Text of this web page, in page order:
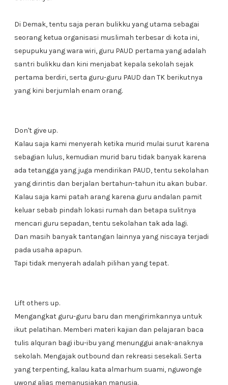
Di Demak, tentu saja peran bulikku yang utama sebagai
seorang ketua organisasi muslimah terbesar di kota ini,
sepupuku yang wara wiri, guru PAUD pertama yang adalah
santri bulikku dan kini menjabat kepala sekolah sejak
pertama berdiri, serta guru-guru PAUD dan TK berikutnya
yang kini berjumlah enam orang.
Don't give up.
Kalau saja kami menyerah ketika murid mulai surut karena
sebagian lulus, kemudian murid baru tidak banyak karena
ada tetangga yang juga mendirikan PAUD, tentu sekolahan
yang dirintis dan berjalan bertahun-tahun itu akan bubar.
Kalau saja kami patah arang karena guru andalan pamit
keluar sebab pindah lokasi rumah dan betapa sulitnya
mencari guru sepadan, tentu sekolahan tak ada lagi.
Dan masih banyak tantangan lainnya yang niscaya terjadi
pada usaha apapun.
Tapi tidak menyerah adalah pilihan yang tepat.
Lift others up.
Mengangkat guru-guru baru dan mengirimkannya untuk
ikut pelatihan. Memberi materi kajian dan pelajaran baca
tulis alquran bagi ibu-ibu yang menunggui anak-anaknya
sekolah. Mengajak outbound dan rekreasi sesekali. Serta
yang terpenting, kalau kata almarhum suami, nguwonge
uwong alias memanusiakan manusia.